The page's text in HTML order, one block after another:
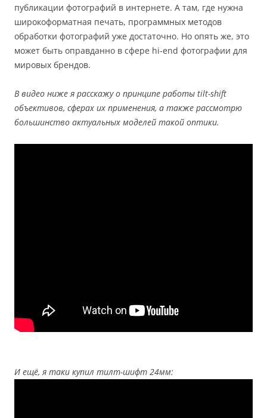
публикации фотографий в интернете. А там, где нужна
широкоформатная печать, программных методов
обработки фотографий уже достаточно. Но опять же, это
может быть оправданно в сфере hi-end фотографии для
мировых брендов.
В видео ниже я расскажу о принципе работы tilt-shift
объективов, сферах их применения, а также рассмотрю
большинство актуальных моделей такой оптики.
И ещё, я таки купил тилт-шифт 24мм: